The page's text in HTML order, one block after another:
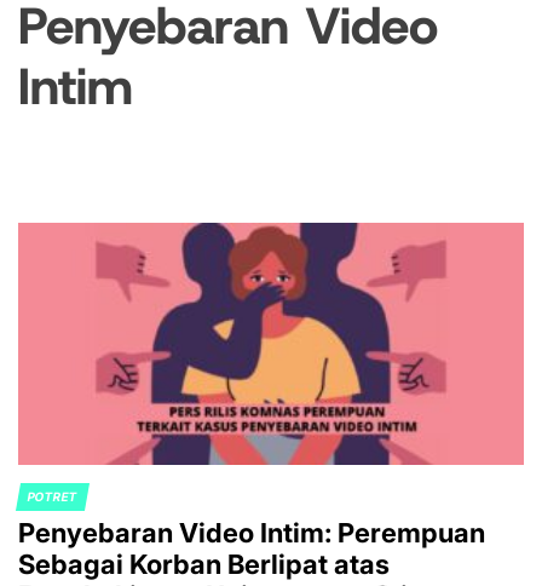
Penyebaran Video
Intim
POSTED
IN
POTRET
Penyebaran Video Intim: Perempuan
Sebagai Korban Berlipat atas